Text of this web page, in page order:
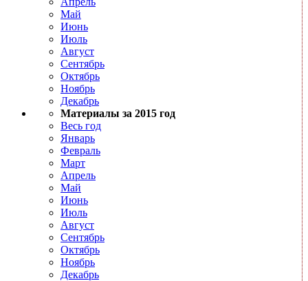
Май
Июнь
Июль
Август
Сентябрь
Октябрь
Ноябрь
Декабрь
Материалы за 2015 год
Весь год
Январь
Февраль
Март
Апрель
Май
Июнь
Июль
Август
Сентябрь
Октябрь
Ноябрь
Декабрь